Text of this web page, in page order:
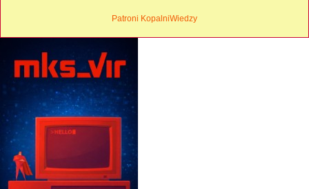
Patroni KopalniWiedzy